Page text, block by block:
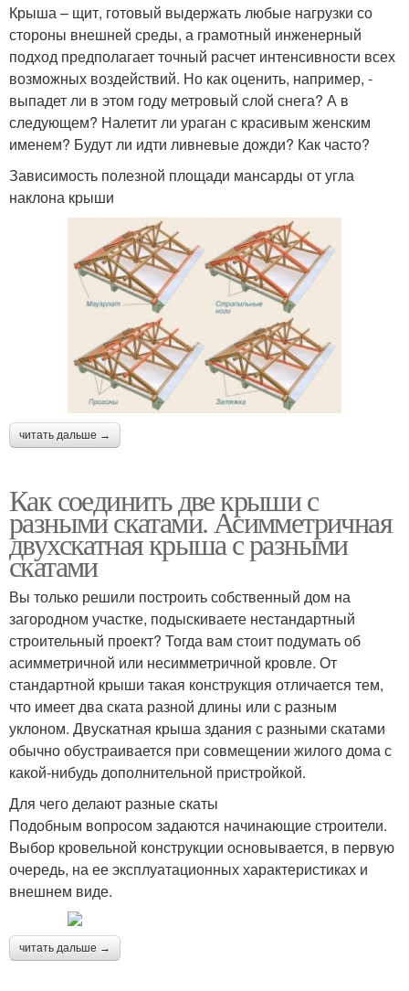
Крыша – щит, готовый выдержать любые нагрузки со
стороны внешней среды, а грамотный инженерный
подход предполагает точный расчет интенсивности всех
возможных воздействий. Но как оценить, например, -
выпадет ли в этом году метровый слой снега? А в
следующем? Налетит ли ураган с красивым женским
именем? Будут ли идти ливневые дожди? Как часто?
Зависимость полезной площади мансарды от угла
наклона крыши
читать дальше →
Как соединить две крыши с
разными скатами. Асимметричная
двухскатная крыша с разными
скатами
Вы только решили построить собственный дом на
загородном участке, подыскиваете нестандартный
строительный проект? Тогда вам стоит подумать об
асимметричной или несимметричной кровле. От
стандартной крыши такая конструкция отличается тем,
что имеет два ската разной длины или с разным
уклоном. Двускатная крыша здания с разными скатами
обычно обустраивается при совмещении жилого дома с
какой-нибудь дополнительной пристройкой.
Для чего делают разные скаты
Подобным вопросом задаются начинающие строители.
Выбор кровельной конструкции основывается, в первую
очередь, на ее эксплуатационных характеристиках и
внешнем виде.
читать дальше →